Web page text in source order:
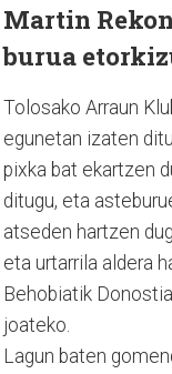
Martin
burua
Tolosako Arraun
egunetan izaten
pixka bat ekartzen
ditugu, eta
atseden hartzen
eta urtarrila aldera
Behobiatik
joateko.
Lagun baten